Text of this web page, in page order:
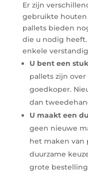
Er zijn
gebruikte houten
pallets bieden
die u nodig
enkele
U bent een
pallets zijn
goedkoper.
dan
U maakt een
geen nieuwe
het maken van
duurzame
grote